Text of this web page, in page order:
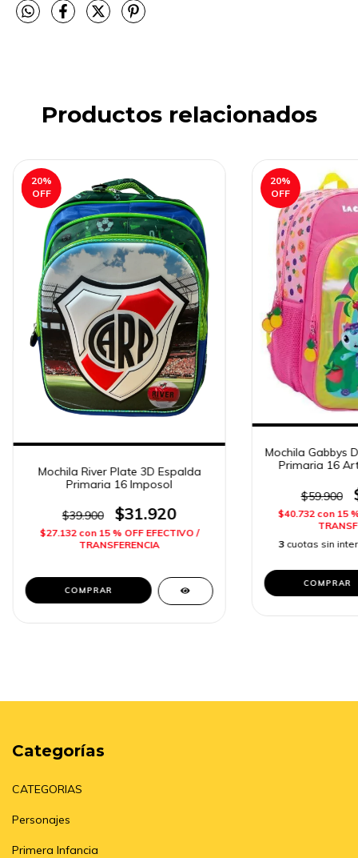
Productos relacionados
20%
OFF
Mochila River Plate 3D Espalda
Primaria 16 Imposol
$39.900 $31.920
$27.132 con 15 % OFF EFECTIVO /
TRANSFERENCIA
20%
OFF
Mochila Gabbys
Primaria 16
$59.900
$40.732 con 15
3 cuotas sin
Categorías
CATEGORIAS
Personajes
Primera Infancia